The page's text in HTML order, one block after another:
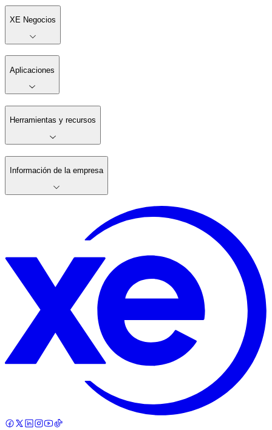
XE Negocios
Aplicaciones
Herramientas y recursos
Información de la empresa